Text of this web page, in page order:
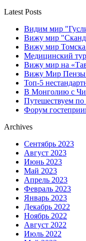
Latest Posts
Видим мир
Вижу мир
Вижу мир Томска
Медицинский
Вижу мир на
Вижу Мир Пензы
Топ-5
В Монголию с
Путешествуем
Форум
Archives
Сентябрь 2023
Август 2023
Июнь 2023
Май 2023
Апрель 2023
Февраль 2023
Январь 2023
Декабрь 2022
Ноябрь 2022
Август 2022
Июль 2022